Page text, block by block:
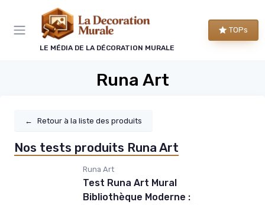
LE MÉDIA DE LA DÉCORATION MURALE
TOPs
Runa Art
← Retour à la liste des produits
Nos tests produits Runa Art
Runa Art
Test Runa Art Mural
Bibliothèque Moderne :
Panneau de gestion des cookies